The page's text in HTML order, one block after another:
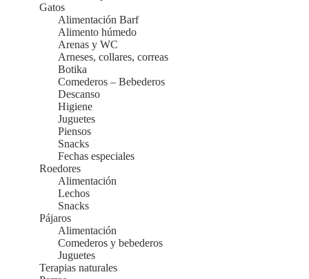
Gatos
Alimentación Barf
Alimento húmedo
Arenas y WC
Arneses, collares, correas
Botika
Comederos – Bebederos
Descanso
Higiene
Juguetes
Piensos
Snacks
Fechas especiales
Roedores
Alimentación
Lechos
Snacks
Pájaros
Alimentación
Comederos y bebederos
Juguetes
Terapias naturales